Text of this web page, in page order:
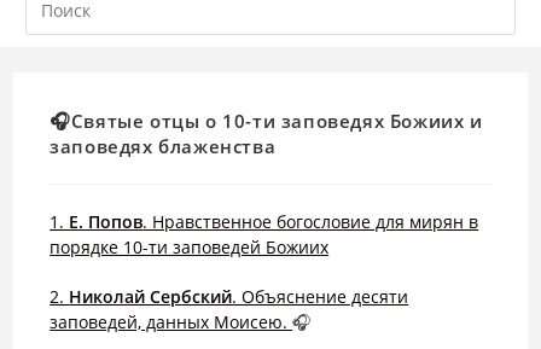
🎧Святые отцы о 10-ти заповедях Божиих и
заповедях блаженства
1. Е. Попов. Нравственное богословие для мирян в
порядке 10-ти заповедей Божиих
2. Николай Сербский. Объяснение десяти
заповедей, данных Моисею.🎧